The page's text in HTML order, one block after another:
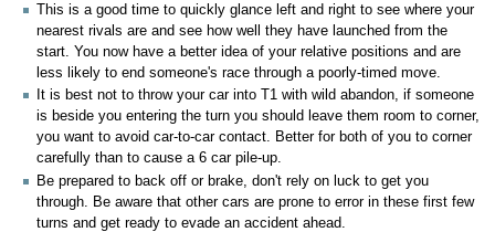
This is a good time to quickly glance left and right to see where your
nearest rivals are and see how well they have launched from the
start. You now have a better idea of your relative positions and are
less likely to end someone's race through a poorly-timed move.
It is best not to throw your car into T1 with wild abandon, if someone
is beside you entering the turn you should leave them room to corner,
you want to avoid car-to-car contact. Better for both of you to corner
carefully than to cause a 6 car pile-up.
Be prepared to back off or brake, don't rely on luck to get you
through. Be aware that other cars are prone to error in these first few
turns and get ready to evade an accident ahead.